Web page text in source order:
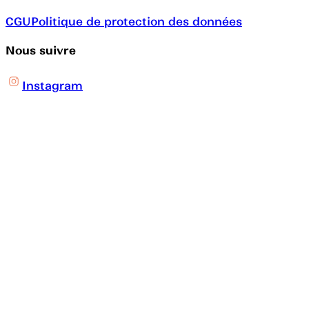
CGUPolitique de protection des données
Nous suivre
Instagram